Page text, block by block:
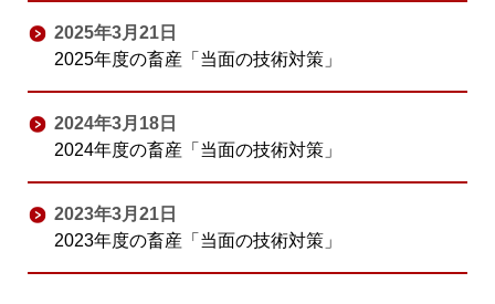
2025年3月21日
2025年度の畜産「当面の技術対策」
2024年3月18日
2024年度の畜産「当面の技術対策」
2023年3月21日
2023年度の畜産「当面の技術対策」